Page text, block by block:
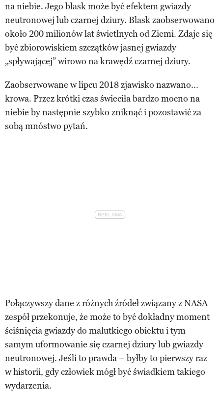
na niebie. Jego blask może być efektem gwiazdy
neutronowej lub czarnej dziury. Blask zaobserwowano
około 200 milionów lat świetlnych od Ziemi. Zdaje się
być zbiorowiskiem szczątków jasnej gwiazdy
„spływającej” wirowo na krawędź czarnej dziury.
Zaobserwowane w lipcu 2018 zjawisko nazwano...
krowa. Przez krótki czas świeciła bardzo mocno na
niebie by następnie szybko zniknąć i pozostawić za
sobą mnóstwo pytań.
Połączywszy dane z różnych źródeł związany z NASA
zespół przekonuje, że może to być dokładny moment
ściśnięcia gwiazdy do malutkiego obiektu i tym
samym uformowanie się czarnej dziury lub gwiazdy
neutronowej. Jeśli to prawda – byłby to pierwszy raz
w historii, gdy człowiek mógł być świadkiem takiego
wydarzenia.